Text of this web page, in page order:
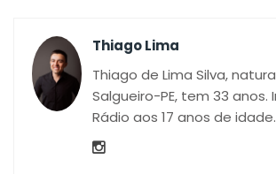
Thiago Lima
Thiago de Lima Silva,
Salgueiro-PE, tem 33 anos.
Rádio aos 17 anos de idade.